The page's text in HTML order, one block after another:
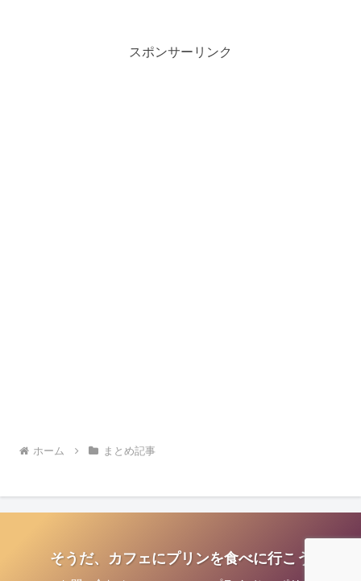
スポンサーリンク
ホーム まとめ記事
そうだ、カフェにプリンを食べに行こう